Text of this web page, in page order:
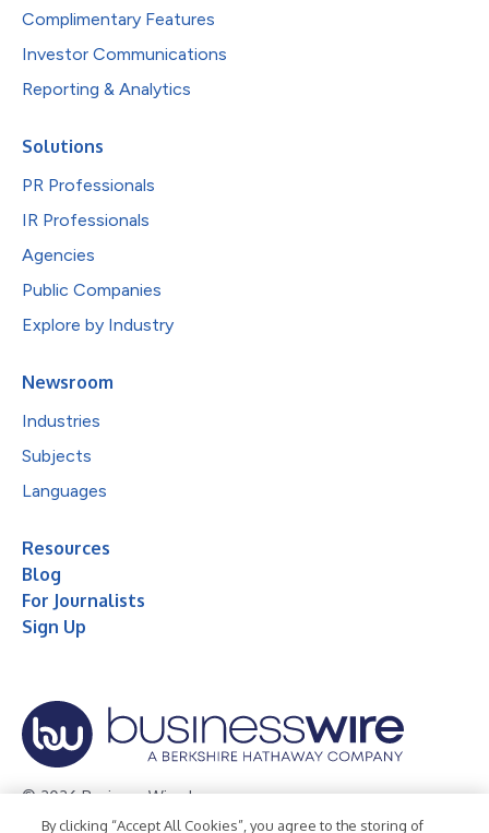
Complimentary Features
Investor Communications
Reporting & Analytics
Solutions
PR Professionals
IR Professionals
Agencies
Public Companies
Explore by Industry
Newsroom
Industries
Subjects
Languages
Resources
Blog
For Journalists
Sign Up
© 2026 Business Wire, Inc.
By clicking “Accept All Cookies”, you agree to the storing of